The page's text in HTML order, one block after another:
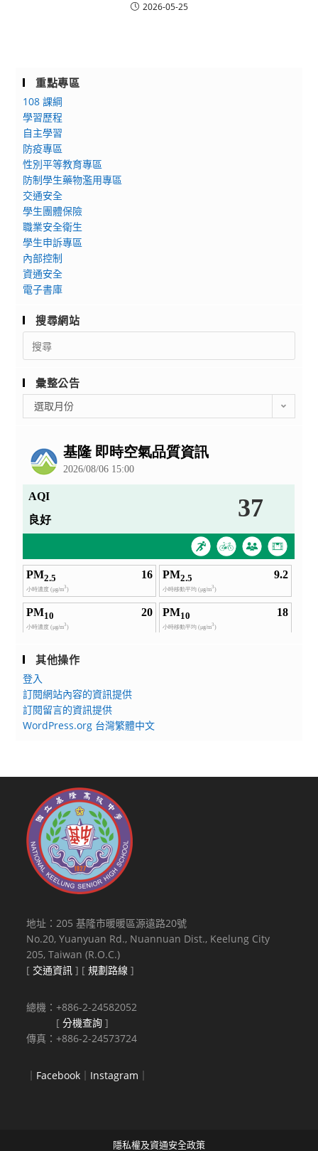
2026-05-25
重點專區
108 課綱
學習歷程
自主學習
防疫專區
性別平等教育專區
防制學生藥物濫用專區
交通安全
學生團體保險
職業安全衛生
學生申訴專區
內部控制
資通安全
電子書庫
搜尋網站
Search
for:
彙整公告
整
選取月份
其他操作
登入
訂閱網站內容的資訊提供
訂閱留言的資訊提供
WordPress.org 台灣繁體中文
地址：205 基隆市暖暖區源遠路20號
No.20, Yuanyuan Rd., Nuannuan Dist., Keelung City
205, Taiwan (R.O.C.)
[ 交通資訊 ] [規劃路線 ]
總機：+886-2-24582052
[分機查詢 ]
傳真：+886-2-24573724
｜ Facebook ｜ Instagram ｜
隱私權及資通安全政策